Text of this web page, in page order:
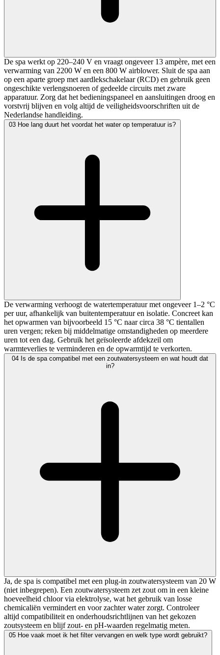
De spa werkt op 220–240 V en vraagt ongeveer 13 ampère, met een
verwarming van 2200 W en een 800 W airblower. Sluit de spa aan
op een aparte groep met aardlekschakelaar (RCD) en gebruik geen
ongeschikte verlengsnoeren of gedeelde circuits met zware
apparatuur. Zorg dat het bedieningspaneel en aansluitingen droog en
vorstvrij blijven en volg altijd de veiligheidsvoorschriften uit de
Nederlandse handleiding.
03 Hoe lang duurt het voordat het water op temperatuur is?
De verwarming verhoogt de watertemperatuur met ongeveer 1–2 °C
per uur, afhankelijk van buitentemperatuur en isolatie. Concreet kan
het opwarmen van bijvoorbeeld 15 °C naar circa 38 °C tientallen
uren vergen; reken bij middelmatige omstandigheden op meerdere
uren tot een dag. Gebruik het geïsoleerde afdekzeil om
warmteverlies te verminderen en de opwarmtijd te verkorten.
04 Is de spa compatibel met een zoutwatersysteem en wat houdt dat
in?
Ja, de spa is compatibel met een plug-in zoutwatersysteem van 20 W
(niet inbegrepen). Een zoutwatersysteem zet zout om in een kleine
hoeveelheid chloor via elektrolyse, wat het gebruik van losse
chemicaliën vermindert en voor zachter water zorgt. Controleer
altijd compatibiliteit en onderhoudsrichtlijnen van het gekozen
zoutsysteem en blijf zout- en pH-waarden regelmatig meten.
05 Hoe vaak moet ik het filter vervangen en welk type wordt gebruikt?